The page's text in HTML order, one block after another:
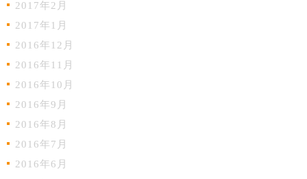
2017年2月
2017年1月
2016年12月
2016年11月
2016年10月
2016年9月
2016年8月
2016年7月
2016年6月